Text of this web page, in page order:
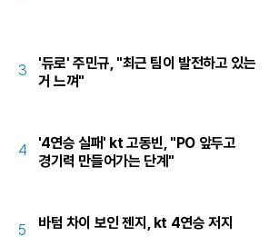
3
'듀로' 주민규, "최근 팀이 발전하고 있는
거 느껴"
4
'4연승 실패' kt 고동빈, "PO 앞두고
경기력 만들어가는 단계"
5 바텀 차이 보인 젠지, kt 4연승 저지